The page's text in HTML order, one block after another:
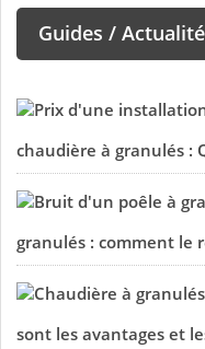
Guides /
chaudière à granulés :
granulés : comment le
sont les avantages et